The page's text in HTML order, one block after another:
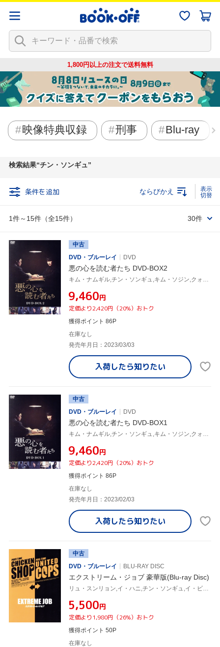
1,800円以上の注文で送料無料
映像特典収録 刑事 Blu-ray
検索結果 チン・ソンギュ
条件を追加
1件～15件（全15件）
ならびかえ
30件
中古
DVD・ブルーレイ
DVD
悪の心を読む者たち DVD-BOX2
¥9,460円
定価より2,420円（20%）おトク
獲得ポイント 86P
在庫なし
発売年月日：2023/03/03
入荷したら知りたい
中古
DVD・ブルーレイ
DVD
悪の心を読む者たち DVD-BOX1
¥9,460円
定価より2,420円（20%）おトク
獲得ポイント 86P
在庫なし
発売年月日：2023/02/03
入荷したら知りたい
中古
DVD・ブルーレイ
BLU-RAY DISC
エクストリーム・ジョブ 豪華版(Blu-ray Disc)
リュ・スンリョン,イ・ハニ,チン・ソンギュ,イ・ビョンホン(監督)
¥5,500円
定価より1,980円（26%）おトク
獲得ポイント 50P
在庫なし